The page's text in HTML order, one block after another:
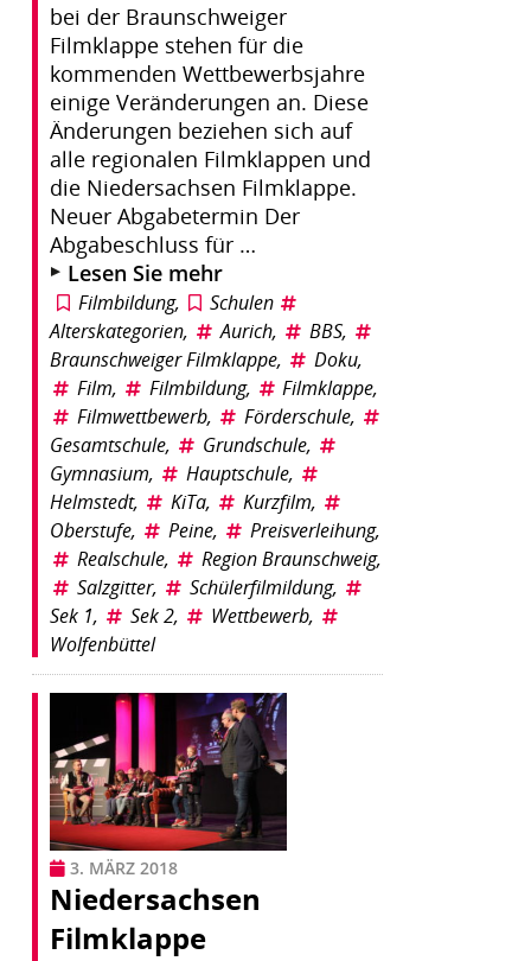
bei der Braunschweiger
Filmklappe stehen für die
kommenden Wettbewerbsjahre
einige Veränderungen an. Diese
Änderungen beziehen sich auf
alle regionalen Filmklappen und
die Niedersachsen Filmklappe.
Neuer Abgabetermin Der
Abgabeschluss für …
Lesen Sie mehr
Filmbildung,
Schulen
Alterskategorien, Aurich, BBS,
Braunschweiger Filmklappe, Doku,
Film, Filmbildung, Filmklappe,
Filmwettbewerb, Förderschule,
Gesamtschule, Grundschule,
Gymnasium, Hauptschule,
Helmstedt, KiTa, Kurzfilm,
Oberstufe, Peine, Preisverleihung,
Realschule, Region Braunschweig,
Salzgitter, Schülerfilmildung,
Sek 1, Sek 2, Wettbewerb,
Wolfenbüttel
3. MÄRZ 2018
Niedersachsen
Filmklappe